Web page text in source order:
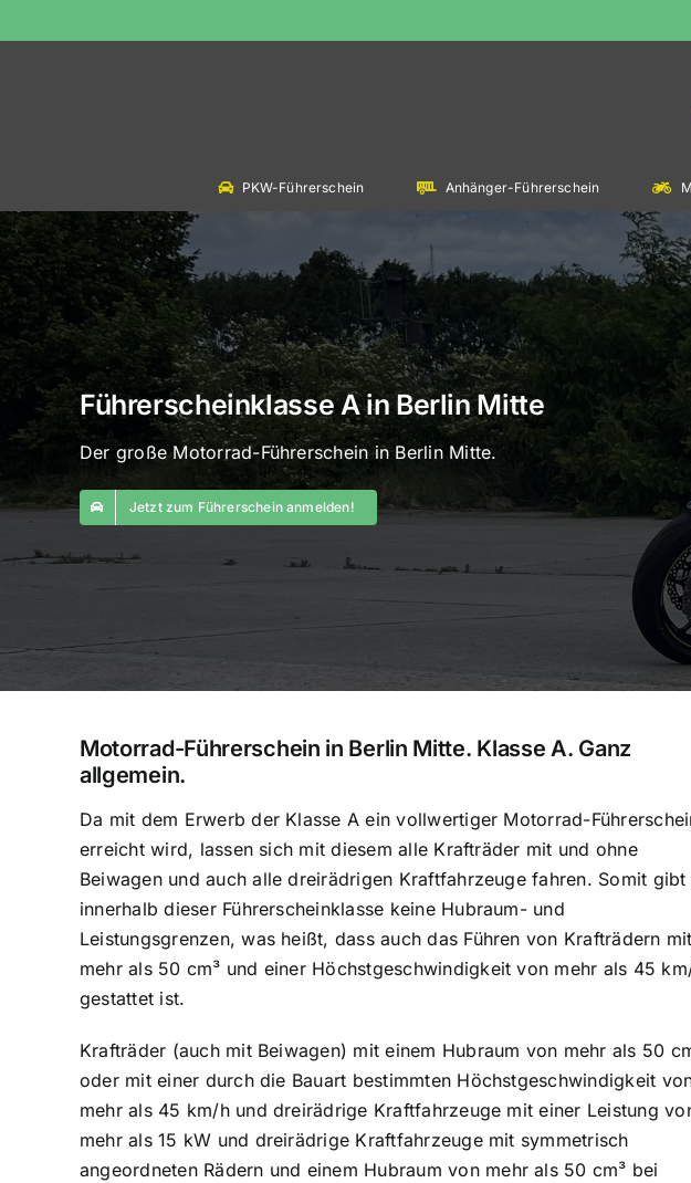
to
PKW-Führerschein Anhänger-Führerschein
Führerscheinklasse A in Berlin Mitte
Der große Motorrad-Führerschein in Berlin Mitte.
Jetzt zum Führerschein anmelden!
Motorrad-Führerschein in Berlin Mitte. Klasse A. Ganz
allgemein.
Da mit dem Erwerb der Klasse A ein vollwertiger Motorrad-
erreicht wird, lassen sich mit diesem alle Krafträder mit und ohne
Beiwagen und auch alle dreirädrigen Kraftfahrzeuge fahren. Somit gibt
innerhalb dieser Führerscheinklasse keine Hubraum- und
Leistungsgrenzen, was heißt, dass auch das Führen von Krafträdern mit
mehr als 50 cm³ und einer Höchstgeschwindigkeit von mehr als 45
gestattet ist.
Krafträder (auch mit Beiwagen) mit einem Hubraum von mehr als 50
oder mit einer durch die Bauart bestimmten Höchstgeschwindigkeit
mehr als 45 km/h und dreirädrige Kraftfahrzeuge mit einer Leistung
mehr als 15 kW und dreirädrige Kraftfahrzeuge mit symmetrisch
angeordneten Rädern und einem Hubraum von mehr als 50 cm³ bei